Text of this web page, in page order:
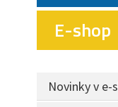
E-shop
Novinky v e-